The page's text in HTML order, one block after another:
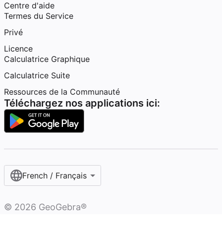
Centre d'aide
Termes du Service
Privé
Licence
Calculatrice Graphique
Calculatrice Suite
Ressources de la Communauté
Téléchargez nos applications ici:
French / Français‎
© 2026 GeoGebra®